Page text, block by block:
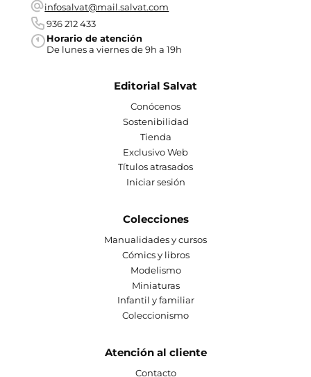
infosalvat@mail.salvat.com
936 212 433
Horario de atención
De lunes a viernes de 9h a 19h
Editorial Salvat
Conócenos
Sostenibilidad
Tienda
Exclusivo Web
Títulos atrasados
Iniciar sesión
Colecciones
Manualidades y cursos
Cómics y libros
Modelismo
Miniaturas
Infantil y familiar
Coleccionismo
Atención al cliente
Contacto